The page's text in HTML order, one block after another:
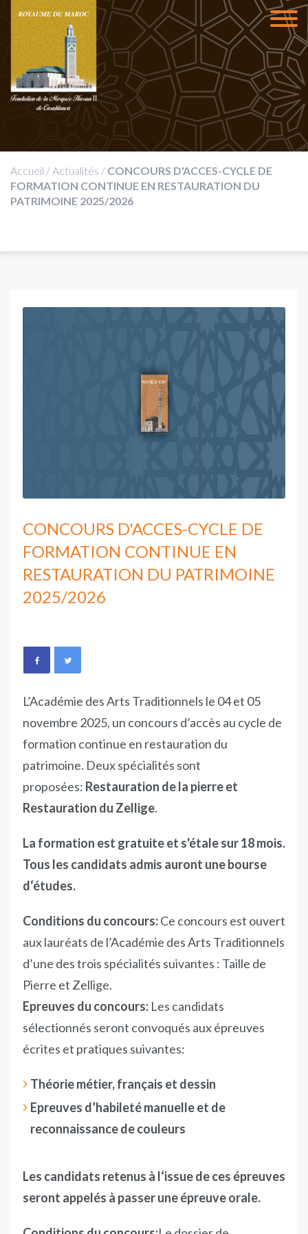
Accueil /Actualités / CONCOURS D'ACCES-CYCLE DE
FORMATION CONTINUE EN RESTAURATION DU
PATRIMOINE 2025/2026
CONCOURS D'ACCES-CYCLE DE
FORMATION CONTINUE EN
RESTAURATION DU PATRIMOINE
2025/2026
L’Académie des Arts Traditionnels le 04 et 05
novembre 2025, un concours d’accès au cycle de
formation continue en restauration du
patrimoine. Deux spécialités sont
proposées: Restauration de la pierre et
Restauration du Zellige.
La formation est gratuite et s'étale sur 18 mois.
Tous les candidats admis auront une bourse
d‘études.
Conditions du concours:Ce concours est ouvert
aux lauréats de l’Académie des Arts Traditionnels
d’une des trois spécialités suivantes : Taille de
Pierre et Zellige.
Epreuves du concours: Les candidats
sélectionnés seront convoqués aux épreuves
écrites et pratiques suivantes:
Théorie métier, français et dessin
Epreuves d’habileté manuelle et de
reconnaissance de couleurs
​Les candidats retenus à l‘issue de ces épreuves
seront appelés à passer une épreuve orale.